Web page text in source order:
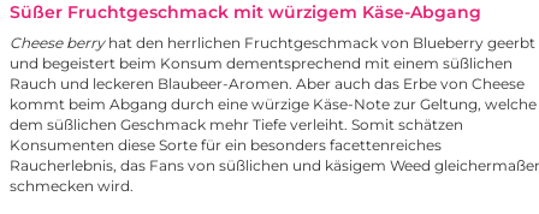
Süßer Fruchtgeschmack mit würzigem Käse-Abgang
Cheese berryhat den herrlichen Fruchtgeschmack von Blueberry geerbt
und begeistert beim Konsum dementsprechend mit einem süßlichen
Rauch und leckeren Blaubeer-Aromen. Aber auch das Erbe von Cheese
kommt beim Abgang durch eine würzige Käse-Note zur Geltung, welche
dem süßlichen Geschmack mehr Tiefe verleiht. Somit schätzen
Konsumenten diese Sorte für ein besonders facettenreiches
Raucherlebnis, das Fans von süßlichen und käsigem Weed
schmecken wird.